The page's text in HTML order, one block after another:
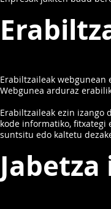
Erabiltzaileak
Webgunea arduraz
Erabiltzaileak ezin izango
kode informatiko,
suntsitu edo kaltetu